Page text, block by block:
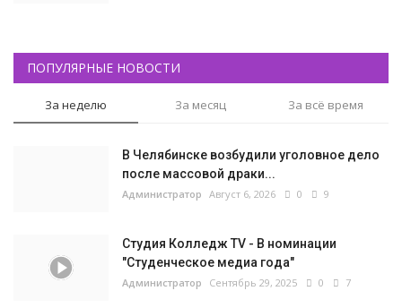
ПОПУЛЯРНЫЕ НОВОСТИ
За неделю За месяц За всё время
В Челябинске возбудили уголовное дело
после массовой драки...
Администратор Август 6, 2026 0 9
Студия Колледж TV - В номинации
"Студенческое медиа года"
Администратор Сентябрь 29, 2025 0 7